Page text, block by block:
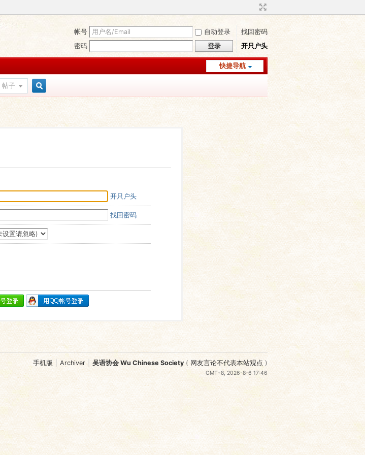
帐号 自动登录
找回密码
密码
登录 开只户头
快捷导航
帖子
开只户头
找回密码
手机版 Archiver 吴语协会 Wu Chinese Society ( 网友言论不代表本站观点 )
GMT+8, 2026-8-6 17:46